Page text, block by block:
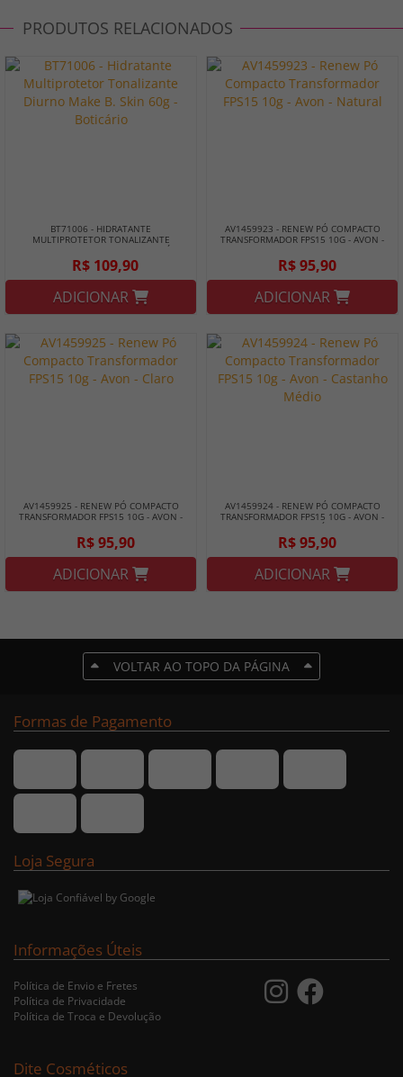
PRODUTOS RELACIONADOS
BT71006 - HIDRATANTE
MULTIPROTETOR TONALIZANTE
DIURNO MAKE B. SKIN 60G - BOTICÁRIO
R$ 109,90
ADICIONAR
AV1459923 - RENEW PÓ COMPACTO
TRANSFORMADOR FPS15 10G - AVON -
R$ 95,90
ADICIONAR
AV1459925 - RENEW PÓ COMPACTO
TRANSFORMADOR FPS15 10G - AVON -
R$ 95,90
ADICIONAR
AV1459924 - RENEW PÓ COMPACTO
TRANSFORMADOR FPS15 10G - AVON -
CASTANHO MÉDIO
R$ 95,90
ADICIONAR
VOLTAR AO TOPO DA PÁGINA
Formas de Pagamento
Loja Segura
Informações Úteis
Política de Envio e Fretes
Política de Privacidade
Política de Troca e Devolução
Dite Cosméticos